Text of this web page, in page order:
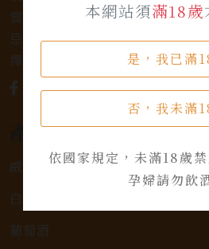
本網站須滿18歲
是，我已滿
否，我未滿
依國家規定，未滿18歲
孕婦請勿飲
質的選擇和卓越的服務。不論
忌，或者尋求一款特殊的葡萄
擇，滿足您的個人口味和喜好。
產品類別
威士忌
白蘭地
葡萄酒